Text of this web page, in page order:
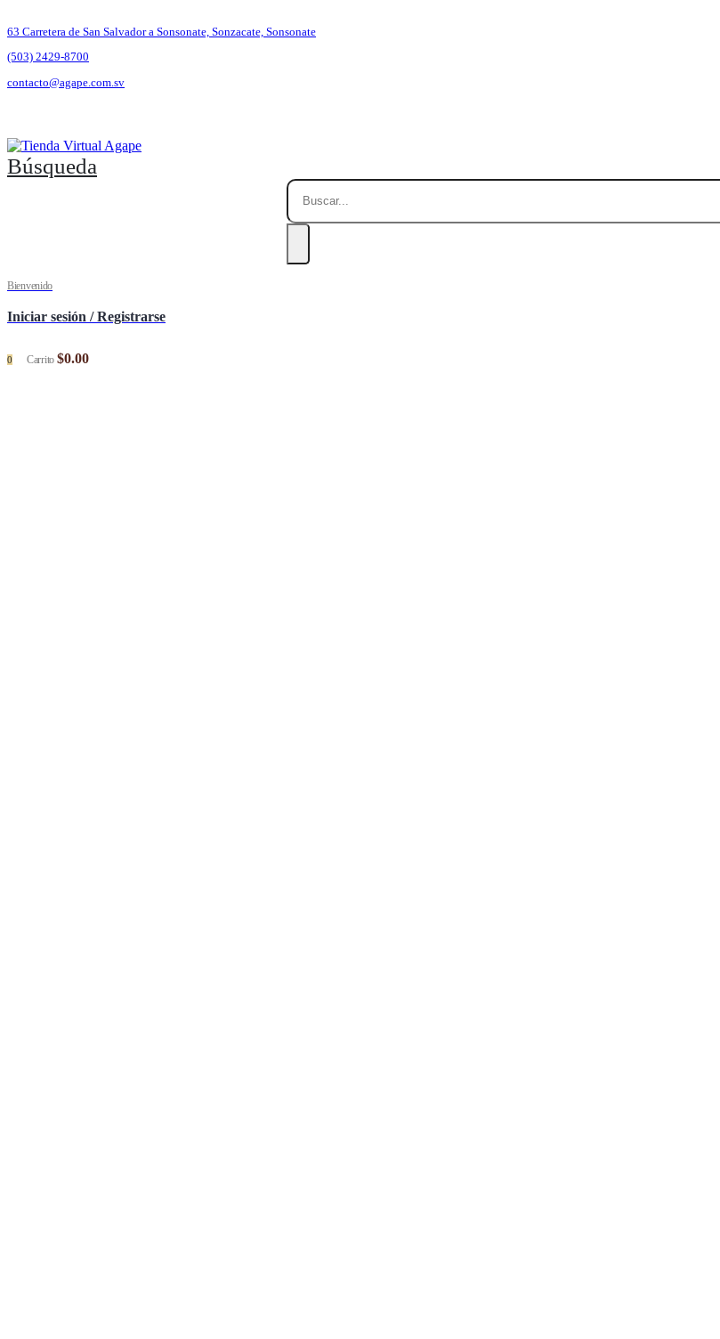
63 Carretera de San Salvador a Sonsonate, Sonzacate, Sonsonate
(503) 2429-8700
contacto@agape.com.sv
Búsqueda
Bienvenido
Iniciar sesión / Registrarse
0 Carrito $0.00